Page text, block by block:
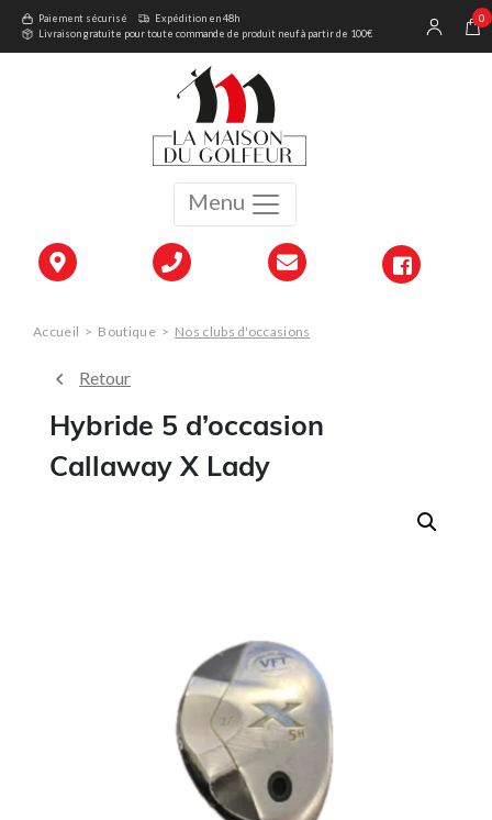
Menu
Paiement sécurisé
Expédition en 48h
Livraison gratuite pour toute commande de produit neuf à partir de 100€
0
Accueil > Boutique > Nos clubs d'occasions
Retour
Hybride 5 d’occasion
Callaway X Lady